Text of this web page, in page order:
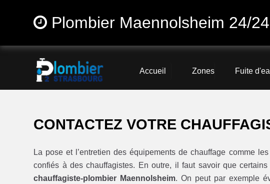
Plombier Maennolsheim 24/24
Accueil Zones Fuite
CONTACTEZ VOTRE
La pose et l’entretien des équipements de chauffage comme les
confiés à des chauffagistes. En outre, il faut savoir que certains
chauffagiste-plombier Maennolsheim. On peut par exemple